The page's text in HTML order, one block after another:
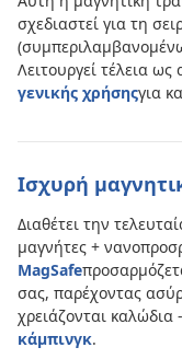
σχεδιαστεί για τη
Λειτουργεί τέλεια ως
γενικής χρήσηςγια
Ισχυρή
Διαθέτει την
μαγνήτες +
MagSafe
σας, παρέχοντας
χρειάζονται καλώδια
κάμπινγκ.